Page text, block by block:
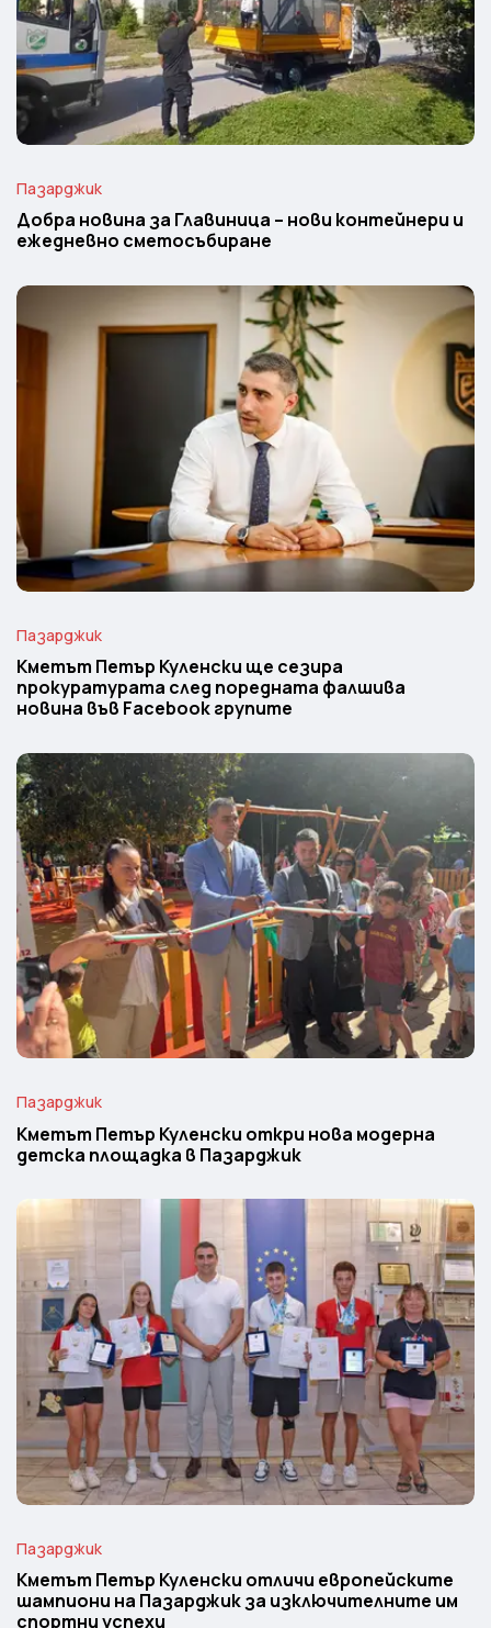
Пазарджик
Добра новина за Главиница – нови контейнери и
ежедневно сметосъбиране
Пазарджик
Кметът Петър Куленски ще сезира
прокуратурата след поредната фалшива
новина във Facebook групите
Пазарджик
Кметът Петър Куленски откри нова модерна
детска площадка в Пазарджик
Пазарджик
Кметът Петър Куленски отличи европейските
шампиони на Пазарджик за изключителните им
спортни успехи